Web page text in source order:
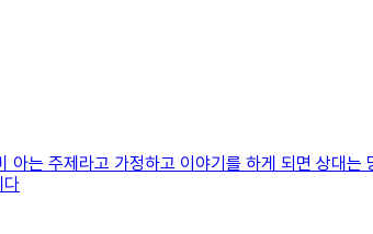
아는 주제라고 가정하고 이야기를 하게 되면 상대
다